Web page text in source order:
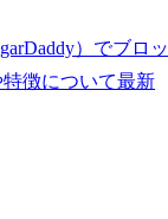
）でブロッ
徴について最新